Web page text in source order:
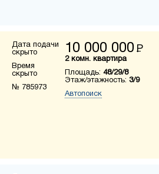
Дата подачи
скрыто
Время
скрыто
№ 785973
10 000 000 Р
2 комн. квартира
Площадь: 48/29/8
Этаж/этажность: 3/9
Автопоиск